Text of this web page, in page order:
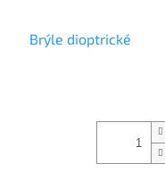
Brýle dioptrické